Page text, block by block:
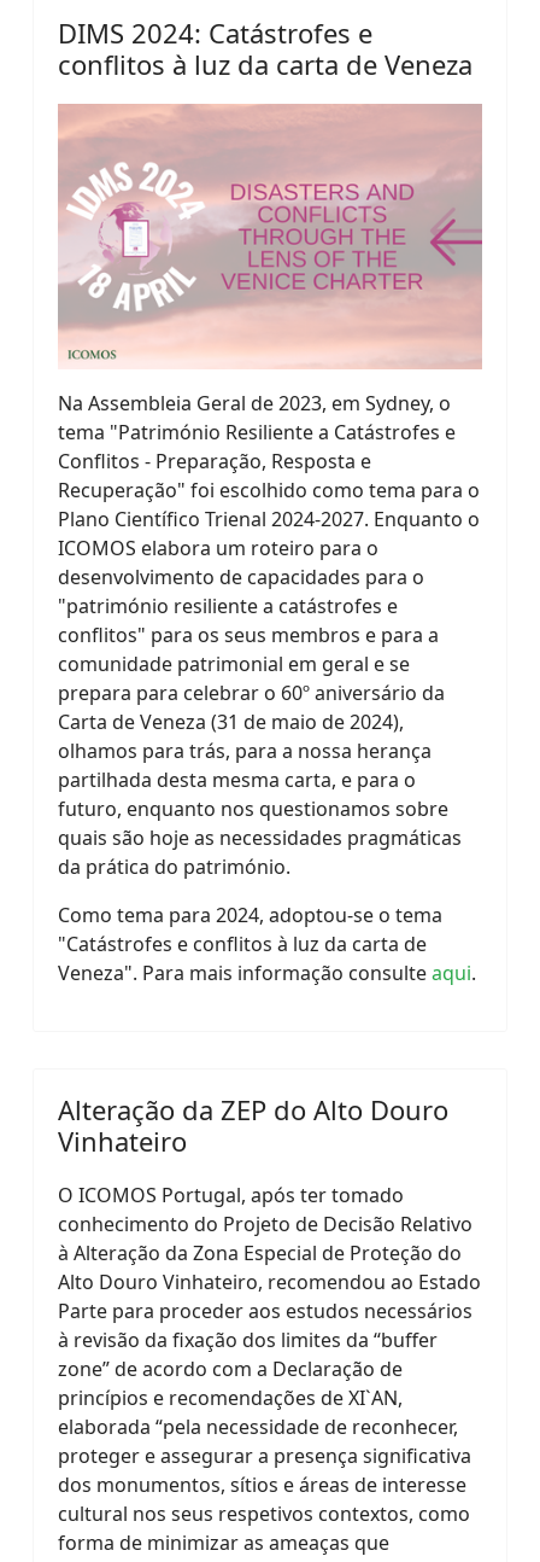
DIMS 2024: Catástrofes e
conflitos à luz da carta de Veneza
Na Assembleia Geral de 2023, em Sydney, o
tema "Património Resiliente a Catástrofes e
Conflitos - Preparação, Resposta e
Recuperação" foi escolhido como tema para o
Plano Científico Trienal 2024-2027. Enquanto o
ICOMOS elabora um roteiro para o
desenvolvimento de capacidades para o
"património resiliente a catástrofes e
conflitos" para os seus membros e para a
comunidade patrimonial em geral e se
prepara para celebrar o 60º aniversário da
Carta de Veneza (31 de maio de 2024),
olhamos para trás, para a nossa herança
partilhada desta mesma carta, e para o
futuro, enquanto nos questionamos sobre
quais são hoje as necessidades pragmáticas
da prática do património.
Como tema para 2024, adoptou-se o tema
"Catástrofes e conflitos à luz da carta de
Veneza". Para mais informação consulteaqui.
Alteração da ZEP do Alto Douro
Vinhateiro
O ICOMOS Portugal, após ter tomado
conhecimento do Projeto de Decisão Relativo
à Alteração da Zona Especial de Proteção do
Alto Douro Vinhateiro, recomendou ao Estado
Parte para proceder aos estudos necessários
à revisão da fixação dos limites da “buffer
zone” de acordo com a Declaração de
princípios e recomendações de XI`AN,
elaborada “pela necessidade de reconhecer,
proteger e assegurar a presença significativa
dos monumentos, sítios e áreas de interesse
cultural nos seus respetivos contextos, como
forma de minimizar as ameaças que